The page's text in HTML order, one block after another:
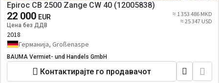
Epiroc CB 2500 Zange CW 40 (12005838)
22 000 EUR
Цена без ДДВ
≈ 1 353 486 MKD
≈ 25 347 USD
2018
Германија, Großenaspe
BAUMA Vermiet- und Handels GmbH
Контактирајте го продавачот